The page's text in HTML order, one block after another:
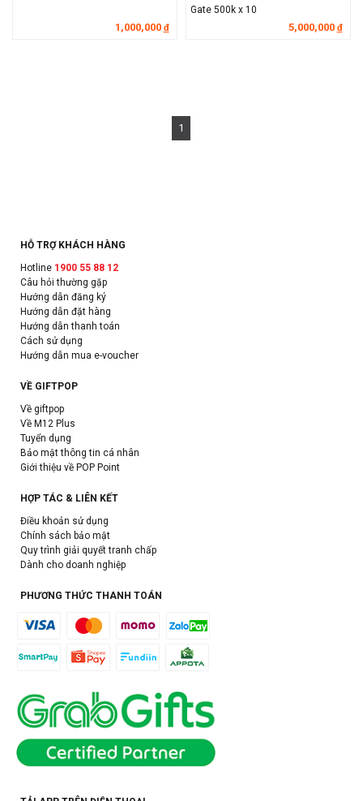
1,000,000 đ
Gate 500k x 10
5,000,000 đ
1
HỖ TRỢ KHÁCH HÀNG
Hotline 1900 55 88 12
Câu hỏi thường gặp
Hướng dẫn đăng ký
Hướng dẫn đặt hàng
Hướng dẫn thanh toán
Cách sử dụng
Hướng dẫn mua e-voucher
VỀ GIFTPOP
Về giftpop
Về M12 Plus
Tuyển dụng
Bảo mật thông tin cá nhân
Giới thiệu về POP Point
HỢP TÁC & LIÊN KẾT
Điều khoản sử dụng
Chính sách bảo mật
Quy trình giải quyết tranh chấp
Dành cho doanh nghiệp
PHƯƠNG THỨC THANH TOÁN